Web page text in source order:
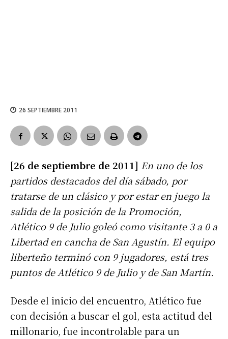
26 SEPTIEMBRE 2011
[26 de septiembre de 2011] En uno de los
partidos destacados del día sábado, por
tratarse de un clásico y por estar en juego la
salida de la posición de la Promoción,
Atlético 9 de Julio goleó como visitante 3 a 0 a
Libertad en cancha de San Agustín. El equipo
liberteño terminó con 9 jugadores, está tres
puntos de Atlético 9 de Julio y de San Martín.
Desde el inicio del encuentro, Atlético fue
con decisión a buscar el gol, esta actitud del
millonario, fue incontrolable para un